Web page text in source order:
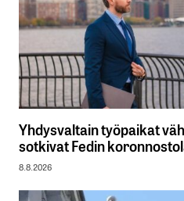
Yhdysvaltain työpaikat
sotkivat Fedin
8.8.2026